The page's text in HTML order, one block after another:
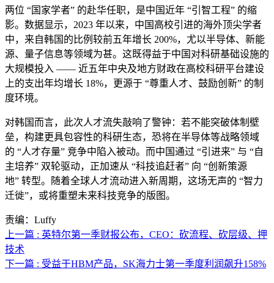
两位 “国家学者” 的赴华任职，是中国近年 “引智工程” 的缩
影。数据显示，2023 年以来，中国高校引进的海外顶尖学者
中，来自韩国的比例较前五年增长 200%，尤以半导体、新能
源、量子信息等领域为甚。这既得益于中国对科研基础设施的
大规模投入 —— 近五年中央及地方财政在高校科研平台建设
上的支出年均增长 18%，更源于 “尊重人才、鼓励创新” 的制
度环境。
对韩国而言，此次人才流失敲响了警钟：若不能突破体制壁
垒，构建更具包容性的科研生态，恐将在半导体等战略领域
的 “人才存量” 竞争中陷入被动。而中国通过 “引进来” 与 “自
主培养” 双轮驱动，正加速从 “科技追赶者” 向 “创新策源
地” 转型。随着全球人才流动进入新周期，这场无声的 “智力
迁徙”，或将重塑未来科技竞争的版图。
责编：Luffy
上一篇 : 英特尔第一季财报公布，CEO：砍流程、砍层级、押
技术
下一篇 : 受益于HBM产品，SK海力士第一季度利润飙升158%